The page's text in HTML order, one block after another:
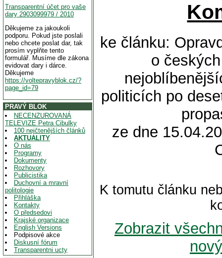
Transparentní účet pro vaše
dary 2903099979 / 2010
Děkujeme za jakoukoli
podporu. Pokud jste poslali
nebo chcete poslat dar, tak
prosím vyplňte tento
formulář. Musíme dle zákona
evidovat dary i dárce.
Děkujeme
https://voltepravyblok.cz/?
page_id=79
PRAVÝ BLOK
NECENZUROVANÁ
TELEVIZE Petra Cibulky
100 nejčtenějších článků
AKTUALITY
O nás
Programy
Dokumenty
Rozhovory
Publicistika
Duchovní a mravní
politologie
Přihláška
Kontakty
O předsedovi
Krajské organizace
English Versions
Podpisové akce
Diskusní fórum
Transparentni ucty
ke článku:
o
politicích po
ze dne
K tomutu článku
Zobrazit